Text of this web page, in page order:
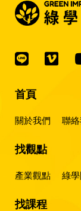
首頁
關於我們 聯
找觀點
產業觀點 綠
找課程